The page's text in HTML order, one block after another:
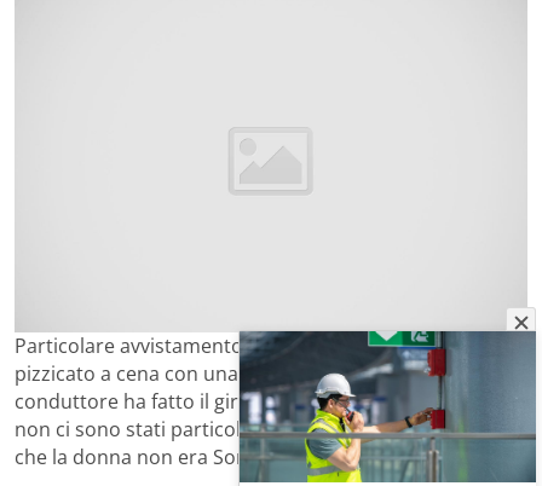
Particolare avvistamento in settimana perPaolo Bonolis
pizzicato a cena con una misteriosa bionda. La foto del
conduttore ha fatto il giro del web ma, per il momento,
non ci sono stati particolari dettagli. L’unica certezza è
che la donna non era Sonia Bruganelli.